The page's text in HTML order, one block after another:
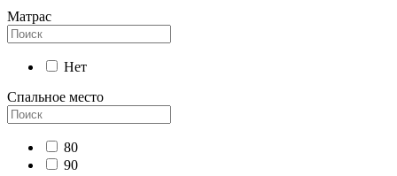
Матрас
Нет
Спальное место
80
90